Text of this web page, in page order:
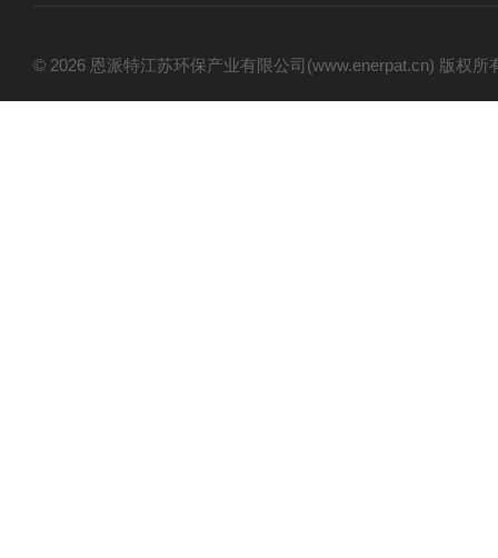
© 2026 恩派特江苏环保产业有限公司(www.enerpat.cn) 版权